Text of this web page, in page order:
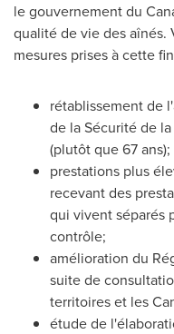
le gouvernement du
qualité de vie des aînés.
mesures prises à cette
rétablissement de
de la Sécurité de
(plutôt que 67 ans);
prestations plus
recevant des
qui vivent séparés
contrôle;
amélioration du
suite de
territoires et les
étude de